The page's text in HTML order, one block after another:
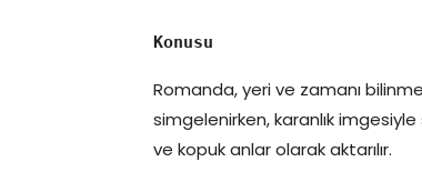
Konusu
Romanda, yeri ve zamanı
simgelenirken, karanlık
ve kopuk anlar olarak aktarılır.